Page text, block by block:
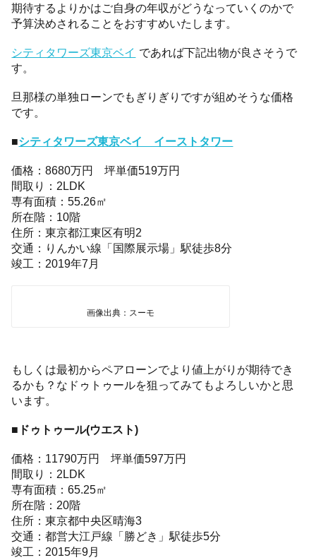
期待するよりかはご自身の年収がどうなっていくのかで
予算決めされることをおすすめいたします。
シティタワーズ東京ベイ であれば下記出物が良さそうで
す。
旦那様の単独ローンでもぎりぎりですが組めそうな価格
です。
■シティタワーズ東京ベイ イーストタワー
価格：8680万円 坪単価519万円
間取り：2LDK
専有面積：55.26㎡
所在階：10階
住所：東京都江東区有明2
交通：りんかい線「国際展示場」駅徒歩8分
竣工：2019年7月
画像出典：スーモ
もしくは最初からペアローンでより値上がりが期待でき
るかも？なドゥトゥールを狙ってみてもよろしいかと思
います。
■ドゥトゥール(ウエスト)
価格：11790万円 坪単価597万円
間取り：2LDK
専有面積：65.25㎡
所在階：20階
住所：東京都中央区晴海3
交通：都営大江戸線「勝どき」駅徒歩5分
竣工：2015年9月